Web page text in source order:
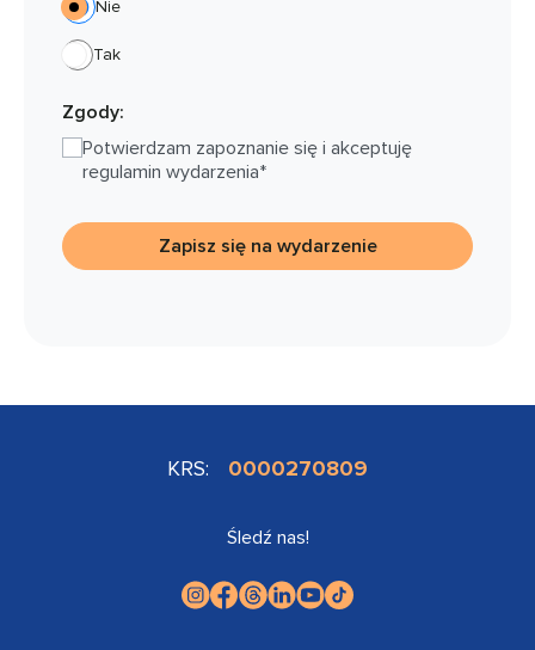
Nie
Tak
Zgody:
Potwierdzam zapoznanie się i akceptuję
regulamin wydarzenia*
Zapisz się na wydarzenie
KRS: 0000270809
Śledź nas!